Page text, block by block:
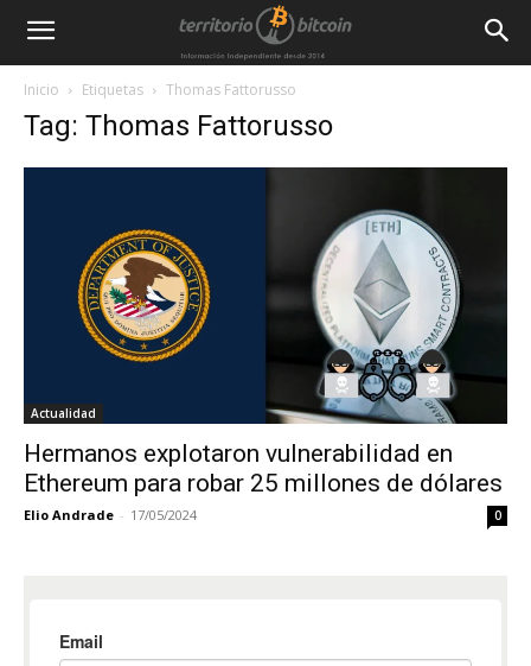
Inicio Etiquetas Thomas Fattorusso
Tag: Thomas Fattorusso
Actualidad
Hermanos explotaron vulnerabilidad en
Ethereum para robar 25 millones de dólares
Elio Andrade - 17/05/2024 0